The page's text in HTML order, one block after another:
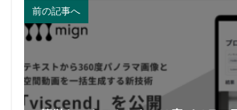
前の記事へ